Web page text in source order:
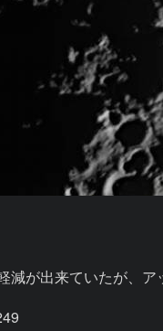
減が出来ていたが、